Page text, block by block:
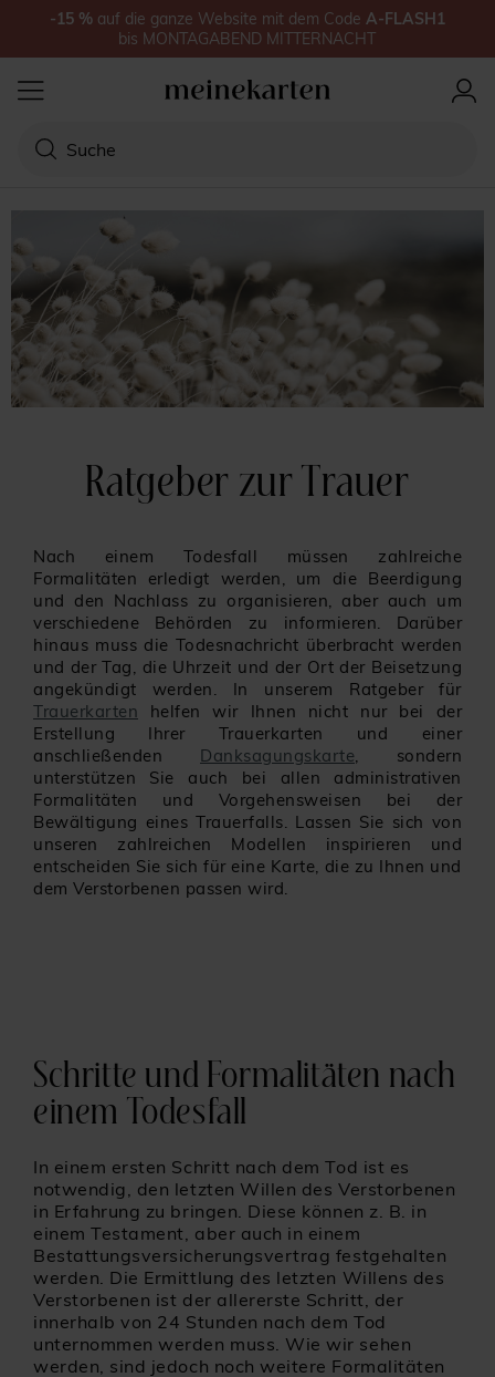
Ratgeber zur Trauer
Nach einem Todesfall müssen zahlreiche
Formalitäten erledigt werden, um die Beerdigung
und den Nachlass zu organisieren, aber auch um
verschiedene Behörden zu informieren. Darüber
hinaus muss die Todesnachricht überbracht werden
und der Tag, die Uhrzeit und der Ort der Beisetzung
angekündigt werden. In unserem Ratgeber für
Trauerkarten
helfen wir Ihnen nicht nur bei der
Erstellung Ihrer Trauerkarten und einer
anschließenden Danksagungskarte
sondern
unterstützen Sie auch bei allen administrativen
Formalitäten und Vorgehensweisen bei der
Bewältigung eines Trauerfalls. Lassen Sie sich von
unseren zahlreichen Modellen inspirieren und
entscheiden Sie sich für eine Karte, die zu Ihnen und
dem Verstorbenen passen wird.
Schritte und Formalitäten nach
einem Todesfall
In einem ersten Schritt nach dem Tod ist es
notwendig, den letzten Willen des Verstorbenen
in Erfahrung zu bringen. Diese können z. B. in
einem Testament, aber auch in einem
Bestattungsversicherungsvertrag festgehalten
werden. Die Ermittlung des letzten Willens des
Verstorbenen ist der allererste Schritt, der
innerhalb von 24 Stunden nach dem Tod
unternommen werden muss. Wie wir sehen
werden, sind jedoch noch weitere Formalitäten
-15 % auf die ganze Website mit dem Code A-FLASH1
bis MONTAGABEND MITTERNACHT